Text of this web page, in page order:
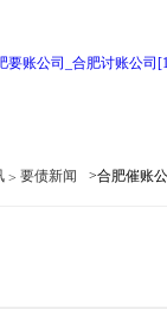
要债新闻 >合肥催账